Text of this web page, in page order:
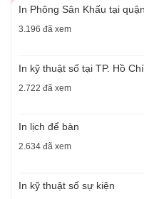
In Phông Sân Khấu tại
3.196 đã xem
In kỹ thuật số tại TP. Hồ
2.722 đã xem
In lịch để bàn
2.634 đã xem
In kỹ thuật số sự kiện